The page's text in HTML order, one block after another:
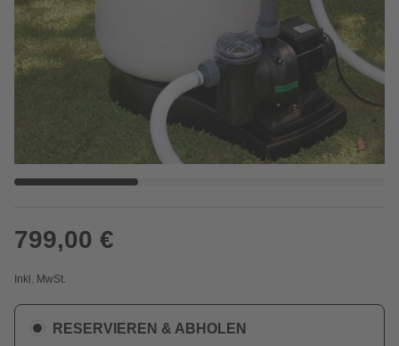
799,00 €
Inkl. MwSt.
RESERVIEREN & ABHOLEN